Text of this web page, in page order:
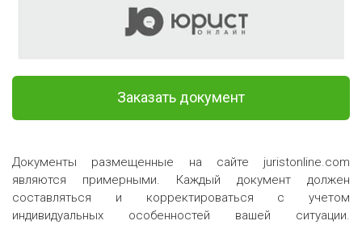
Документы размещенные на сайте juristonline.com
являются примерными. Каждый документ должен
составляться и корректироваться с учетом
индивидуальных особенностей вашей ситуации.
Заказать документ